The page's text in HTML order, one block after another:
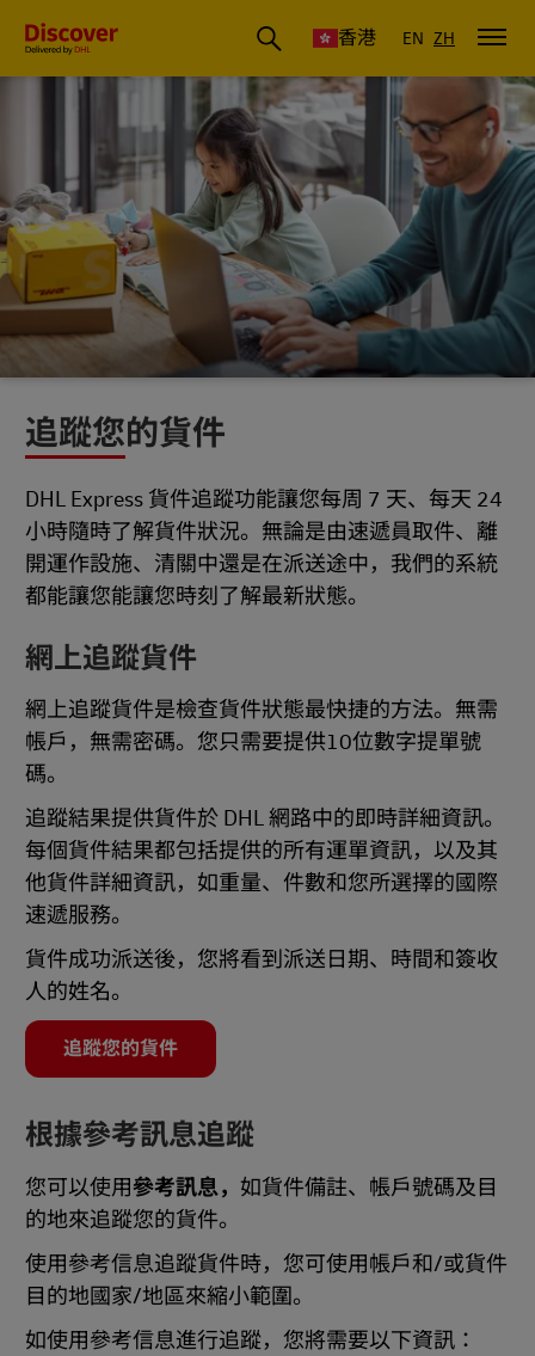
香港 EN ZH
追蹤您的貨件
DHL Express 貨件追蹤功能讓您每周 7 天、每天 24
小時隨時了解貨件狀況。無論是由速遞員取件、離
開運作設施、清關中還是在派送途中，我們的系統
都能讓您能讓您時刻了解最新狀態。
網上追蹤貨件
網上追蹤貨件是檢查貨件狀態最快捷的方法。無需
帳戶，無需密碼。您只需要提供10位數字提單號
碼。
追蹤結果提供貨件於 DHL 網路中的即時詳細資訊。
每個貨件結果都包括提供的所有運單資訊，以及其
他貨件詳細資訊，如重量、件數和您所選擇的國際
速遞服務。
貨件成功派送後，您將看到派送日期、時間和簽收
人的姓名。
追蹤您的貨件
根據參考訊息追蹤
您可以使用參考訊息， 如貨件備註、帳戶號碼及目
的地來追蹤您的貨件。
使用參考信息追蹤貨件時，您可使用帳戶和/或貨件
目的地國家/地區來縮小範圍。
如使用參考信息進行追蹤，您將需要以下資訊：